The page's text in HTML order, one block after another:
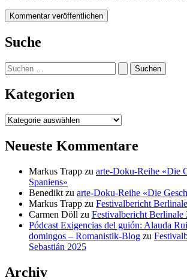
Suche
Suchen
nach:
Kategorien
Kategorien
Neueste Kommentare
Markus Trapp zu arte-Doku-Reihe «Die
Spaniens»
Benedikt zu arte-Doku-Reihe «Die
Markus Trapp zu Festivalbericht
Carmen Döll zu Festivalbericht Berlinale
Pódcast Exigencias del guión: Alauda
domingos – Romanistik-Blog zu
Sebastián 2025
Archiv